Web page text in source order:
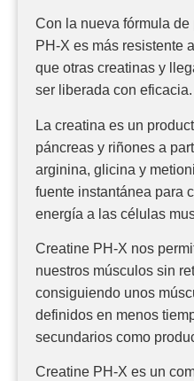
Con la nueva fórmula
PH-X es más resistente
que otras creatinas y
ser liberada con eficacia.
La creatina es un
páncreas y riñones a
arginina, glicina y
fuente instantánea para
energía a las células
Creatine PH-X nos
nuestros músculos sin
consiguiendo unos
definidos en menos
secundarios como
Creatine PH-X es un